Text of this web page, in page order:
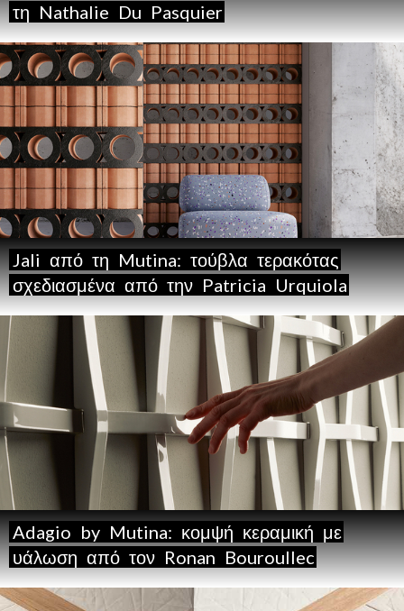
τη Nathalie Du Pasquier
Jali από τη Mutina: τούβλα τερακότας
σχεδιασμένα από την Patricia Urquiola
Adagio by Mutina: κομψή κεραμική με
υάλωση από τον Ronan Bouroullec